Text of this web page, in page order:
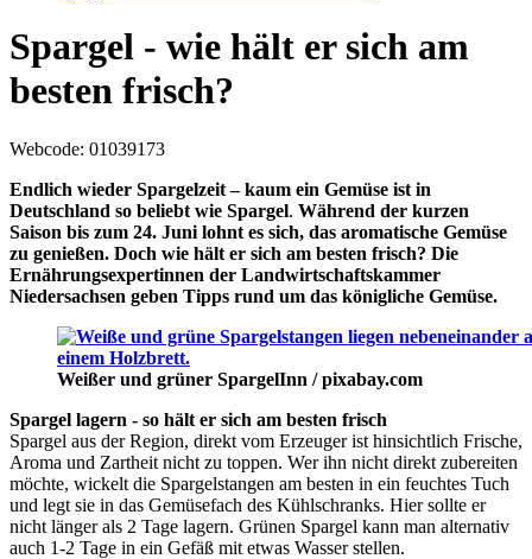
Spargel - wie hält er sich am
besten frisch?
Webcode: 01039173
Endlich wieder Spargelzeit – kaum ein Gemüse ist in
Deutschland so beliebt wie Spargel. Während der kurzen
Saison bis zum 24. Juni lohnt es sich, das aromatische Gemüse
zu genießen. Doch wie hält er sich am besten frisch? Die
Ernährungsexpertinnen der Landwirtschaftskammer
Niedersachsen geben Tipps rund um das königliche Gemüse.
Weißer und grüner SpargelInn / pixabay.com
Spargel lagern - so hält er sich am besten frisch
Spargel aus der Region, direkt vom Erzeuger ist hinsichtlich Frische,
Aroma und Zartheit nicht zu toppen. Wer ihn nicht direkt zubereiten
möchte, wickelt die Spargelstangen am besten in ein feuchtes Tuch
und legt sie in das Gemüsefach des Kühlschranks. Hier sollte er
nicht länger als 2 Tage lagern. Grünen Spargel kann man alternativ
auch 1-2 Tage in ein Gefäß mit etwas Wasser stellen.